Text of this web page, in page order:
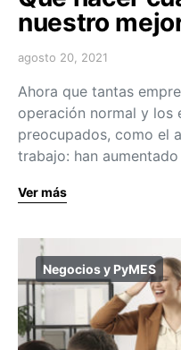
nuestro
agosto 20, 2021
Ahora que tantas
operación normal y los
preocupados, como el
trabajo: han
Ver más
Negocios y PyMES